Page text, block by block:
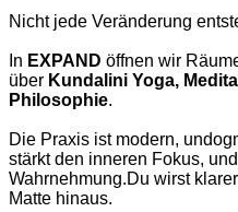
Nicht jede Veränderung
In EXPAND öffnen wir
über Kundalini Yoga,
Philosophie.
Die Praxis ist modern,
stärkt den inneren Fokus,
Wahrnehmung.Du wirst
Matte hinaus.